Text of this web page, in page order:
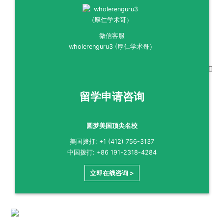
微信客服
wholerenguru3 (厚仁学术哥）
留学申请咨询
圆梦美国顶尖名校
美国拨打: +1 (412) 756-3137
中国拨打: +86 191-2318-4284
立即在线咨询 >